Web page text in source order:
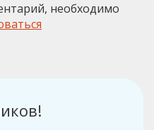
необходимо